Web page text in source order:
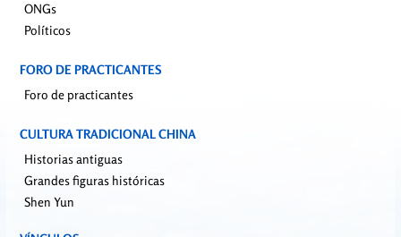
ONGs
Políticos
FORO DE PRACTICANTES
Foro de practicantes
CULTURA TRADICIONAL CHINA
Historias antiguas
Grandes figuras históricas
Shen Yun